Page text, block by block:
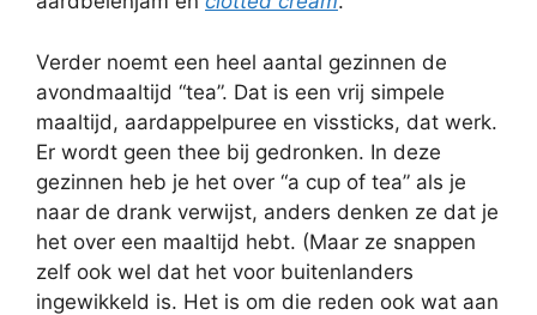
Verder noemt een heel aantal gezinnen de
avondmaaltijd “tea”. Dat is een vrij simpele
maaltijd, aardappelpuree en vissticks, dat werk.
Er wordt geen thee bij gedronken. In deze
gezinnen heb je het over “a cup of tea” als je
naar de drank verwijst, anders denken ze dat je
het over een maaltijd hebt. (Maar ze snappen
zelf ook wel dat het voor buitenlanders
ingewikkeld is. Het is om die reden ook wat aan